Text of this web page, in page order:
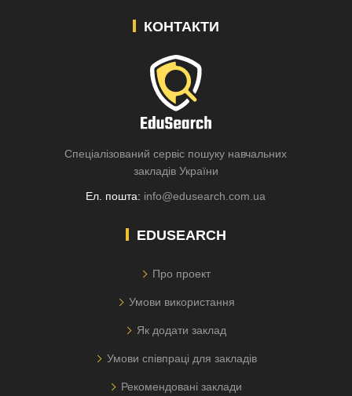
КОНТАКТИ
Спеціалізований сервіс пошуку навчальних
закладів України
Ел. пошта: info@edusearch.com.ua
EDUSEARCH
Про проект
Умови використання
Як додати заклад
Умови співпраці для закладів
Рекомендовані заклади